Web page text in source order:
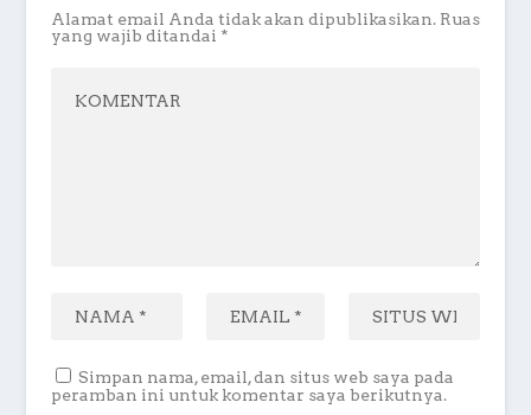
Alamat email Anda tidak akan dipublikasikan. Ruas
yang wajib ditandai *
Simpan nama, email, dan situs web saya pada
peramban ini untuk komentar saya berikutnya.